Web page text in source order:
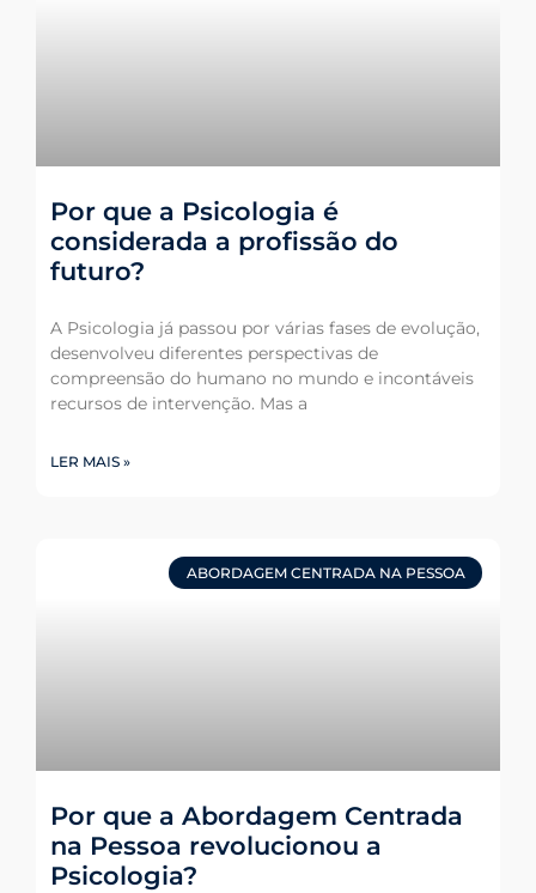
Por que a Psicologia é
considerada a profissão do
futuro?
A Psicologia já passou por várias fases de evolução,
desenvolveu diferentes perspectivas de
compreensão do humano no mundo e incontáveis
recursos de intervenção. Mas a
LER MAIS »
ABORDAGEM CENTRADA NA PESSOA
Por que a Abordagem Centrada
na Pessoa revolucionou a
Psicologia?